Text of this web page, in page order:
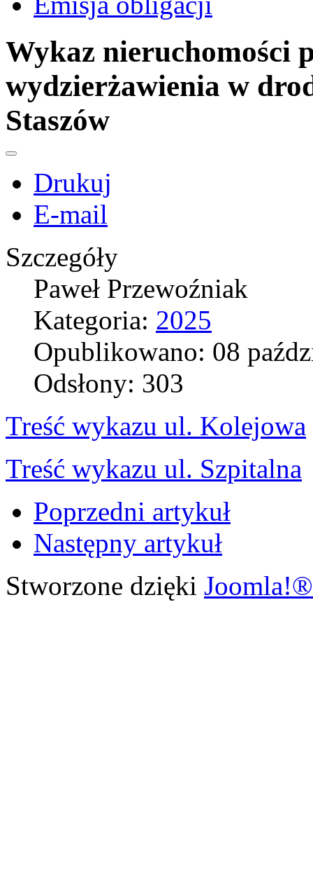
Wykaz nieruchomości
wydzierżawienia w
Staszów
Drukuj
E-mail
Szczegóły
Paweł Przewoźniak
Kategoria: 2025
Opublikowano: 08
Odsłony: 303
Treść wykazu ul. Kolejowa
Treść wykazu ul. Szpitalna
Poprzedni artykuł
Następny artykuł
Stworzone dzięki Joomla!®